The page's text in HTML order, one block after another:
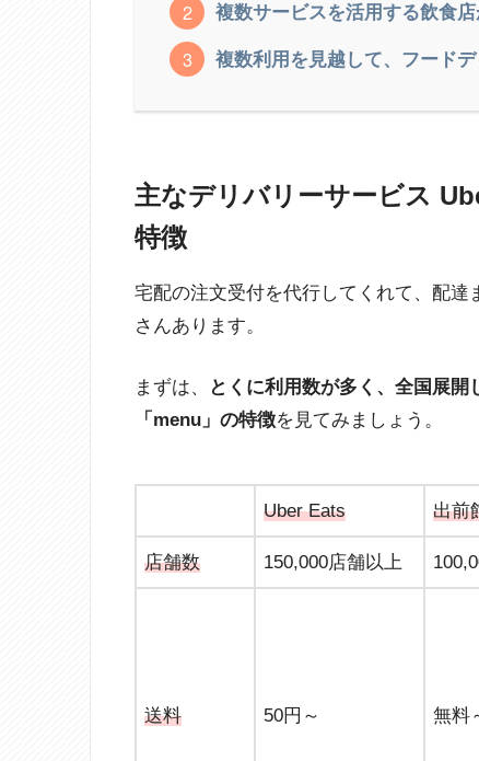
複数サービスを活用する飲食店
複数利用を見越して、フード
主なデリバリーサービス
特徴
宅配の注文受付を代行してくれて、配達
さんあります。
まずは、
とくに利用数が多く、全国展開
「menu」の特徴を見てみましょう。
Uber Eats 出前
店舗数 150,000店舗以上
送料 50円～ 無料